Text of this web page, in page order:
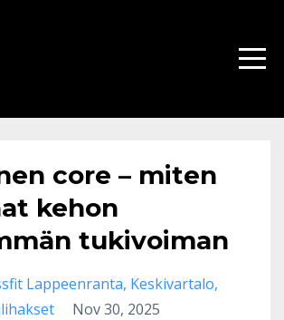
core – miten
kehon
tukivoiman
Lappeenranta Keskivartalo
Nov 30, 2025